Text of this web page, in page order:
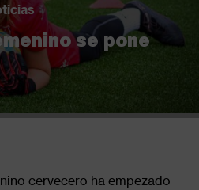
se pone
cervecero ha empezado